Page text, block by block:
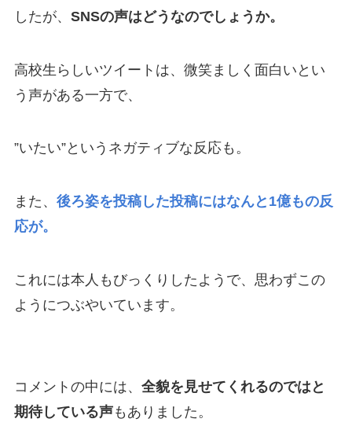
したが、 SNSの声はどうなのでしょうか。
高校生らしいツイートは、微笑ましく面白いとい
う声がある一方で、
”いたい”というネガティブな反応も。
また、 後ろ姿を投稿した投稿にはなんと1億もの反
応が。
これには本人もびっくりしたようで、思わずこの
ようにつぶやいています。
コメントの中には、 全貌を見せてくれるのではと
期待している声もありました。